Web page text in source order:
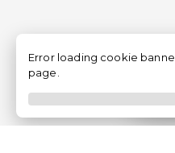
Error loading cookie
page.